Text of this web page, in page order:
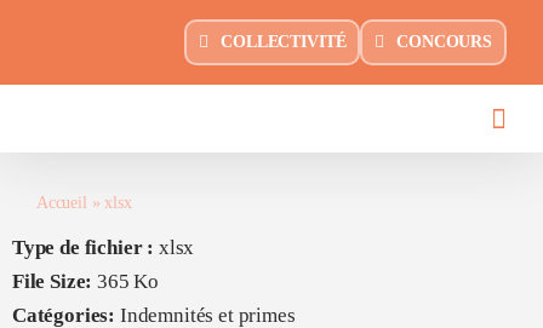
contenu
COLLECTIVITÉ CONCOURS
Accueil »xlsx
Type de fichier : xlsx
File Size:365 Ko
Catégories: Indemnités et primes